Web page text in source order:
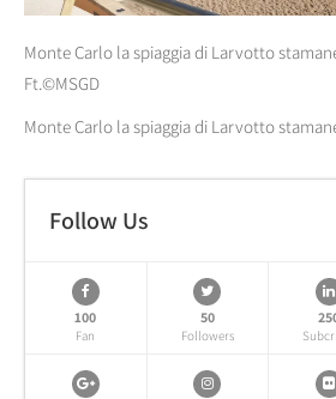
Monte Carlo la spiaggia di Larvotto
Ft.©MSGD
Monte Carlo la spiaggia di Larvotto
Follow Us
100
Fan
50
Followers